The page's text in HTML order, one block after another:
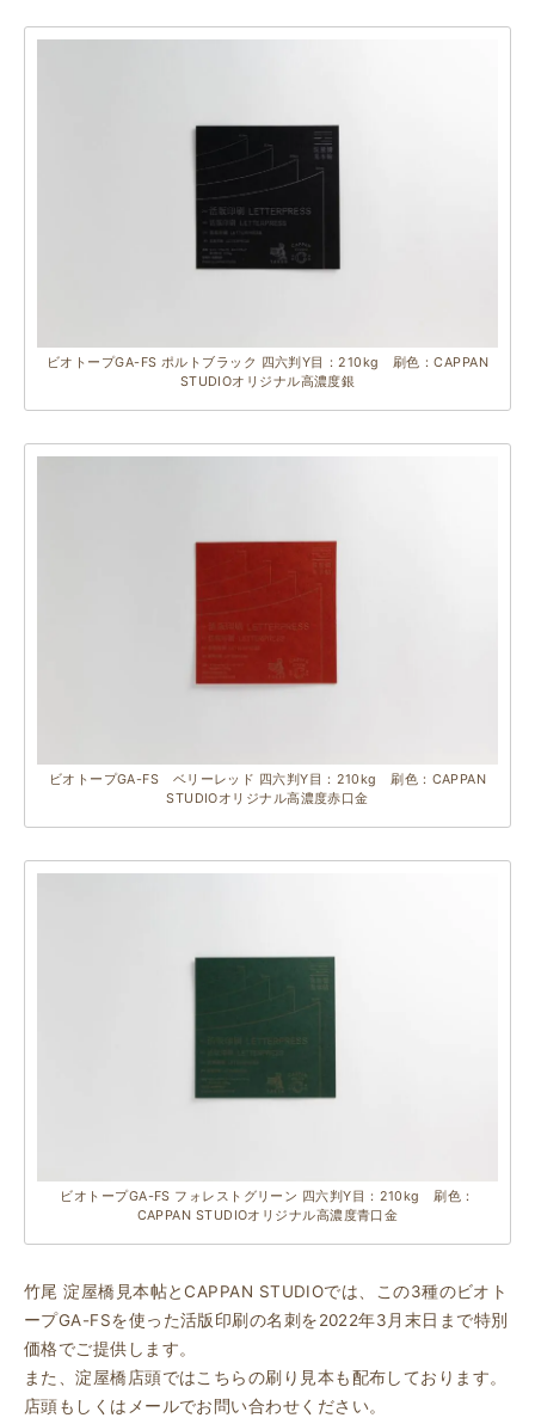
ビオトープGA-FS ポルトブラック 四六判Y目：210kg 刷色：CAPPAN
STUDIOオリジナル高濃度銀
ビオトープGA-FS ベリーレッド 四六判Y目：210kg 刷色：CAPPAN
STUDIOオリジナル高濃度赤口金
ビオトープGA-FS フォレストグリーン 四六判Y目：210kg 刷色：
CAPPAN STUDIOオリジナル高濃度青口金
竹尾 淀屋橋見本帖とCAPPAN STUDIOでは、この3種のビオト
ープGA-FSを使った活版印刷の名刺を2022年3月末日まで特別
価格でご提供します。
また、淀屋橋店頭ではこちらの刷り見本も配布しております。
店頭もしくはメールでお問い合わせください。